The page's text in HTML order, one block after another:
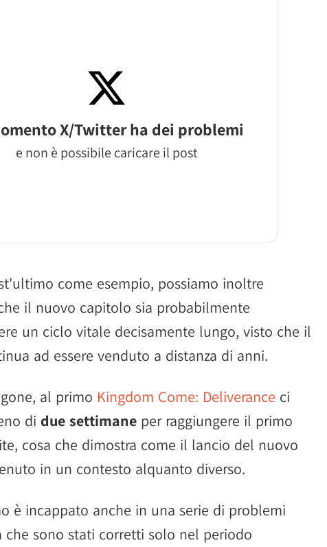
X/Twitter ha dei problemi
e non è possibile caricare il post
come esempio, possiamo inoltre
il nuovo capitolo sia probabilmente
un ciclo vitale decisamente lungo, visto che il
ad essere venduto a distanza di anni.
al primo Kingdom Come: Deliverance ci
di due settimane per raggiungere il primo
cosa che dimostra come il lancio del nuovo
in un contesto alquanto diverso.
è incappato anche in una serie di problemi
sono stati corretti solo nel periodo